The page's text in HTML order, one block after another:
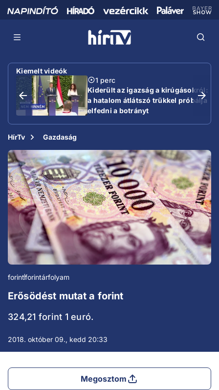
Kiemelt videók
1 perc
Kiderült az igazság a kirúgásokról:
a hatalom átlátszó trükkel próbálja
elfedni a botrányt
HírTv Gazdaság
forintforintárfolyam
Erősödést mutat a forint
324,21 forint 1 euró.
2018. október 09., kedd 20:33
Megosztom